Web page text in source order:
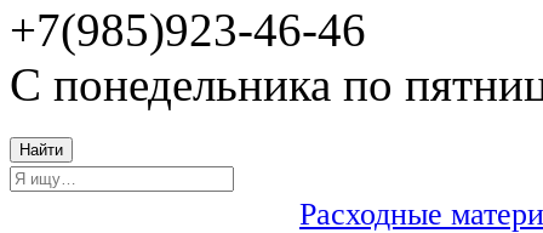
+7(985)923-46-46
С понедельника по
Найти
Расходные